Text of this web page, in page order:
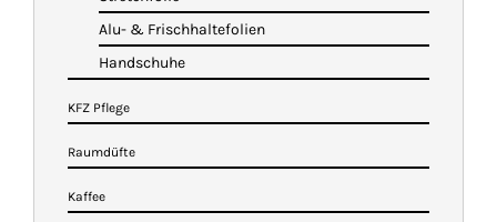
Alu- & Frischhaltefolien
Handschuhe
KFZ Pflege
Raumdüfte
Kaffee